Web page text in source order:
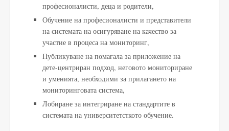
професионалисти, деца и родители,
Обучение на професионалисти и представители
на системата на осигуряване на качество за
участие в процеса на мониторинг,
Публикуване на помагала за приложение на
дете-центриран подход, неговото мониториране
и уменията, необходими за прилагането на
мониторинговата система,
Лобиране за интегриране на стандартите в
системата на университетсткото обучение.